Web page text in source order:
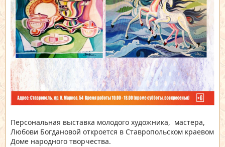
Персональная выставка молодого художника, мастера,
Любови Богдановой откроется в Ставропольском краевом
Доме народного творчества.